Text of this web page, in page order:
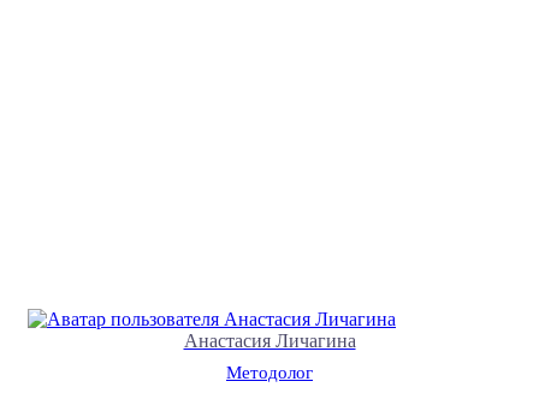
Анастасия Личагина
Методолог